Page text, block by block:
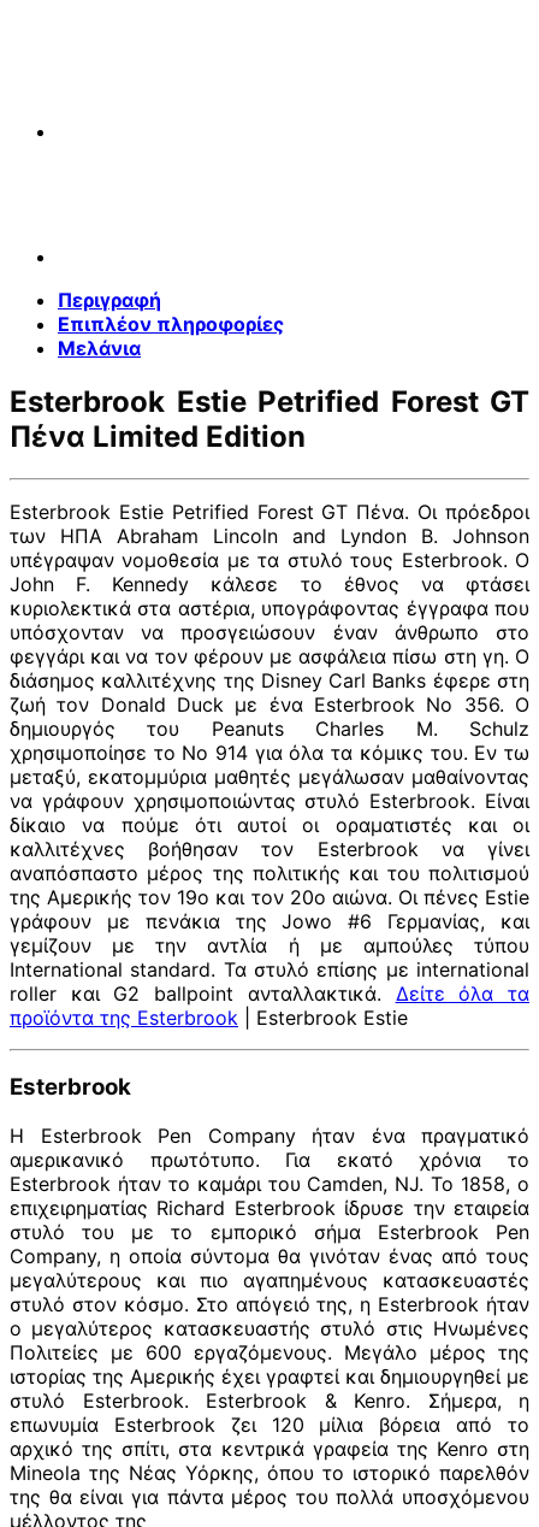
Περιγραφή
Επιπλέον πληροφορίες
Μελάνια
Esterbrook Estie Petrified Forest GT
Πένα Limited Edition
Esterbrook Estie Petrified Forest GT Πένα. Οι πρόεδροι
των ΗΠΑ Abraham Lincoln and Lyndon B. Johnson
υπέγραψαν νομοθεσία με τα στυλό τους Esterbrook. Ο
John F. Kennedy κάλεσε το έθνος να φτάσει
κυριολεκτικά στα αστέρια, υπογράφοντας έγγραφα που
υπόσχονταν να προσγειώσουν έναν άνθρωπο στο
φεγγάρι και να τον φέρουν με ασφάλεια πίσω στη γη. Ο
διάσημος καλλιτέχνης της Disney Carl Banks έφερε στη
ζωή τον Donald Duck με ένα Esterbrook No 356. Ο
δημιουργός του Peanuts Charles M. Schulz
χρησιμοποίησε το No 914 για όλα τα κόμικς του. Εν τω
μεταξύ, εκατομμύρια μαθητές μεγάλωσαν μαθαίνοντας
να γράφουν χρησιμοποιώντας στυλό Esterbrook. Είναι
δίκαιο να πούμε ότι αυτοί οι οραματιστές και οι
καλλιτέχνες βοήθησαν τον Esterbrook να γίνει
αναπόσπαστο μέρος της πολιτικής και του πολιτισμού
της Αμερικής τον 19ο και τον 20ο αιώνα. Οι πένες Estie
γράφουν με πενάκια της Jowo #6 Γερμανίας, και
γεμίζουν με την αντλία ή με αμπούλες τύπου
International standard. Τα στυλό επίσης με international
roller και G2 ballpoint ανταλλακτικά. Δείτε όλα τα
προϊόντα της Esterbrook | Esterbrook Estie
Esterbrook
Η Esterbrook Pen Company ήταν ένα πραγματικό
αμερικανικό πρωτότυπο. Για εκατό χρόνια το
Esterbrook ήταν το καμάρι του Camden, NJ. Το 1858, ο
επιχειρηματίας Richard Esterbrook ίδρυσε την εταιρεία
στυλό του με το εμπορικό σήμα Esterbrook Pen
Company, η οποία σύντομα θα γινόταν ένας από τους
μεγαλύτερους και πιο αγαπημένους κατασκευαστές
στυλό στον κόσμο. Στο απόγειό της, η Esterbrook ήταν
ο μεγαλύτερος κατασκευαστής στυλό στις Ηνωμένες
Πολιτείες με 600 εργαζόμενους. Μεγάλο μέρος της
ιστορίας της Αμερικής έχει γραφτεί και δημιουργηθεί με
στυλό Esterbrook. Esterbrook & Kenro. Σήμερα, η
επωνυμία Esterbrook ζει 120 μίλια βόρεια από το
αρχικό της σπίτι, στα κεντρικά γραφεία της Kenro στη
Mineola της Νέας Υόρκης, όπου το ιστορικό παρελθόν
της θα είναι για πάντα μέρος του πολλά υποσχόμενου
μέλλοντoς της